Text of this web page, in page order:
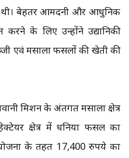
थी। बेहतर आमदनी और आधुनिक
करने के लिए उन्होंने उद्यानिकी
एवं मसाला फसलों की खेती की
मिशन के अंतर्गत मसाला क्षेत्र
क्षेत्र में धनिया फसल का
योजना के तहत 17,400 रुपये का